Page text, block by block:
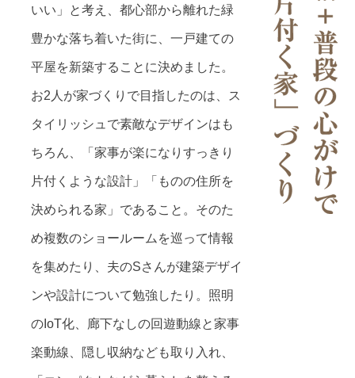
いい」と考え、都心部から離れた緑
豊かな落ち着いた街に、一戸建ての
平屋を新築することに決めました。
お2人が家づくりで目指したのは、ス
タイリッシュで素敵なデザインはも
ちろん、「家事が楽になりすっきり
片付くような設計」「ものの住所を
決められる家」であること。そのた
め複数のショールームを巡って情報
を集めたり、夫のSさんが建築デザイ
ンや設計について勉強したり。照明
のIoT化、廊下なしの回遊動線と家事
楽動線、隠し収納なども取り入れ、